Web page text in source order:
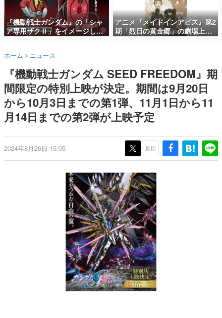
殿堂入り記事
SNS拡散数が数千以上！ ページビュー数万以上！ などな
ど。多くの人々に読まれた、電ファミ渾身の“殿堂入り”記
事をまとめました。
名作ゲームクリエイターの方々に製作時のエピソードをお
きます。
赫本
この物語を解いてはいけない。『赫本』は、〈試験問題〉
の形をした短編ホラー小説集です。
これからのデジタルゲーム市場を担う若きクリエイター達
の姿を追い、彼らのルーツと情熱を探っていきます。
ゲームに多大な影響を受けた作家さんに取材し、ゲームが
日本のコンテンツ産業やカルチャーに与えた影響を探る企
画です。
日本モバイルゲーム産業史
日本のモバイルゲーム史における主要なトピック・タイト
ルを網羅するほか、開発者へのインタビューや識者による
解説を掲載。約20年の歴史が一望できる決定版！
若ゲのいたり〜ゲームクリエイターの青春〜
『うつヌケ』『ペンと箸』等で知られるマンガ家・田中圭
一先生によるゲーム業界レポートマンガです。
なんでゲームは面白い？
『機動戦士ガンダム』の「シャ
ア専用ザクⅡ」をイメージした
散水ホースリールが予約開始。
ークやジオン公国軍のエンブレ
アニメ『メイドインアビス』第2
期「烈日の黄金郷」の劇場上映
が決定！レグ役・伊瀬茉莉也さ
ホーム ニュース
『機動戦士ガンダム SEED FREEDOM』期
間限定の特別上映が決定。期間は9月20日
から10月3日までの第1弾、11月1日から11
月14日までの第2弾が上映予定
2024年8月26日 15:05 反応